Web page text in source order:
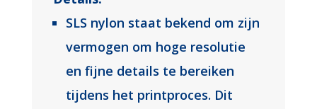
SLS nylon staat bekend om zijn
vermogen om hoge resolutie
en fijne details te bereiken
tijdens het printproces. Dit